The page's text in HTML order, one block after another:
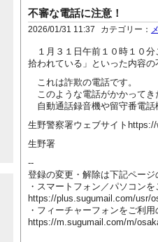
不審な電話に注意！
2026/01/31 11:37 カテゴリー：
１月３１日午前１０時１０分
拾われている」といった内容の
これは詐欺の電話です。
このような電話がかかってき
自動通話録音機や留守番電話
生野警察署ウェブサイト
生野署
--
登録の変更・解除は下記ページ
・スマートフォン／パソコン
https://plus.sugumail.com/usr/
・フィーチャーフォンをご利用
https://m.sugumail.com/m/